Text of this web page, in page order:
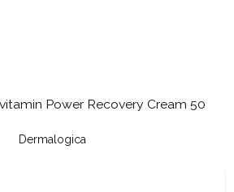
Power Recovery Cream 50
Dermalogica